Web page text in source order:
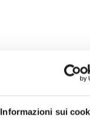
Informazioni sui